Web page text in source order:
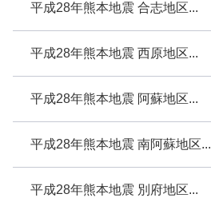
平成28年熊本地震 合志地区...
平成28年熊本地震 西原地区...
平成28年熊本地震 阿蘇地区...
平成28年熊本地震 南阿蘇地区...
平成28年熊本地震 別府地区...